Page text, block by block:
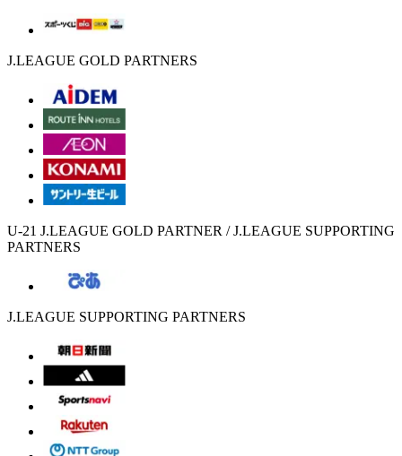
J.LEAGUE GOLD PARTNERS
U-21 J.LEAGUE GOLD PARTNER / J.LEAGUE SUPPORTING
PARTNERS
J.LEAGUE SUPPORTING PARTNERS